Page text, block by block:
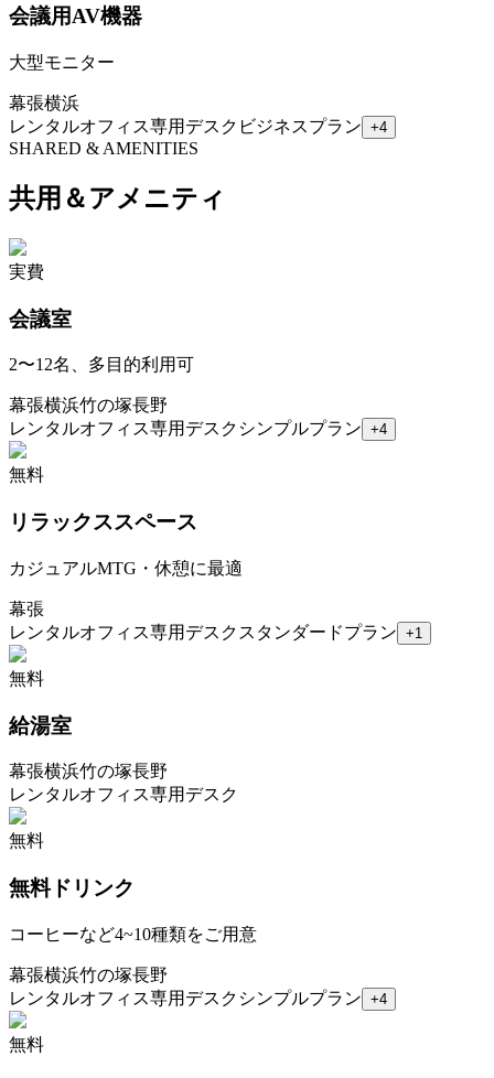
会議用AV機器
大型モニター
幕張横浜
レンタルオフィス専用デスク ビジネスプラン +4
SHARED & AMENITIES
共用＆アメニティ
実費
会議室
2〜12名、多目的利用可
幕張横浜竹の塚長野
レンタルオフィス専用デスク シンプルプラン +4
無料
リラックススペース
カジュアルMTG・休憩に最適
幕張
レンタルオフィス専用デスク スタンダードプラン +1
無料
給湯室
幕張横浜竹の塚長野
レンタルオフィス専用デスク
無料
無料ドリンク
コーヒーなど4~10種類をご用意
幕張横浜竹の塚長野
レンタルオフィス専用デスク シンプルプラン +4
無料